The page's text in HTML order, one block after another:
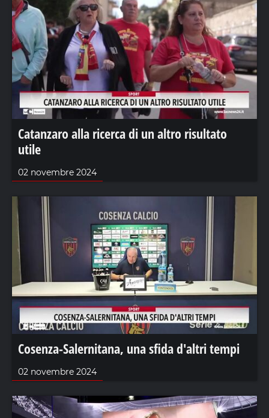
Catanzaro alla ricerca di un altro risultato
utile
02 novembre 2024
Cosenza-Salernitana, una sfida d'altri tempi
02 novembre 2024